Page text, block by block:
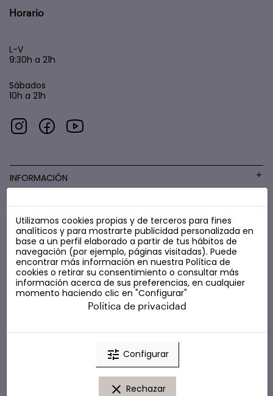
Horario
L-V
9:30h a 21h
Sábados
10h a 21h
INFORMACIÓN
COSMÉTICA LOW COST
Utilizamos cookies propias y de terceros para fines
analíticos y para mostrarte publicidad personalizada en
base a un perfil elaborado a partir de tus hábitos de
navegación (por ejemplo, páginas visitadas). Puede
encontrar más información en nuestra Política de
cookies o retirar su consentimiento o consultar más
información acerca de sus preferencias, en cualquier
momento haciendo clic en "Configurar"
Política de privacidad
tune Configurar
clear Rechazar